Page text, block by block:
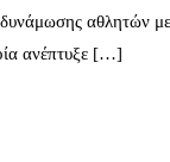
αθλητών
ανέπτυξε […]